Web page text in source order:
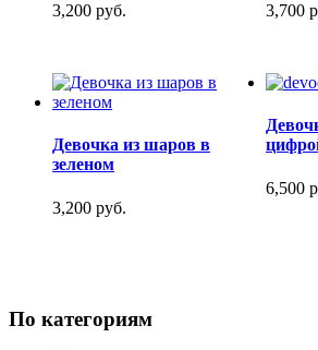
3,200 руб. 3,700
Девочка из шаров в
зеленом
3,200 руб.
6,500
По категориям